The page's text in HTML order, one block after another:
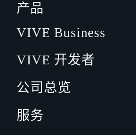
产品
VIVE Business
VIVE 开发者
公司总览
服务